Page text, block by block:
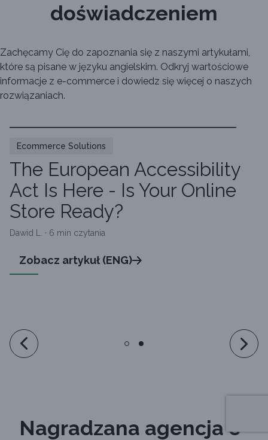
doświadczeniem
Zachęcamy Cię do zapoznania się z naszymi artykułami,
które są pisane w języku angielskim. Odkryj wartościowe
informacje z e-commerce i dowiedz się więcej o naszych
rozwiązaniach.
Ecommerce Solutions
The European Accessibility
Act Is Here - Is Your Online
Store Ready?
Dawid L. · 6 min czytania
Zobacz artykuł (ENG)
Nagradzana agencja e-